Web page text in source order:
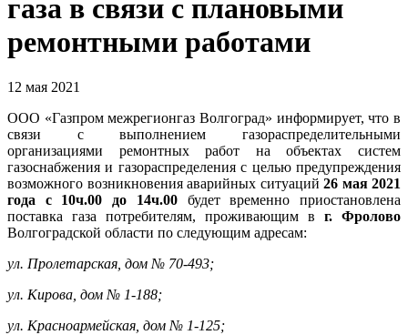
газа в связи с плановыми
ремонтными работами
12 мая 2021
ООО «Газпром межрегионгаз Волгоград» информирует, что в
связи с выполнением газораспределительными
организациями ремонтных работ на объектах систем
газоснабжения и газораспределения с целью предупреждения
возможного возникновения аварийных ситуаций 26 мая 2021
года с 10ч.00 до 14ч.00будет временно приостановлена
поставка газа потребителям, проживающим в г. Фролово
Волгоградской области по следующим адресам:
ул. Пролетарская, дом № 70-493;
ул. Кирова, дом № 1-188;
ул. Красноармейская, дом № 1-125;